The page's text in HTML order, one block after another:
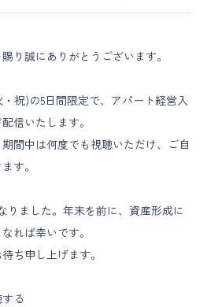
り誠にありがとうございます。
・祝)の5日間限定で、アパート経営入
信いたします。
間中は何度でも視聴いただけ、ご自
す。
りました。年末を前に、資産形成に
れば幸いです。
ち申し上げます。
る